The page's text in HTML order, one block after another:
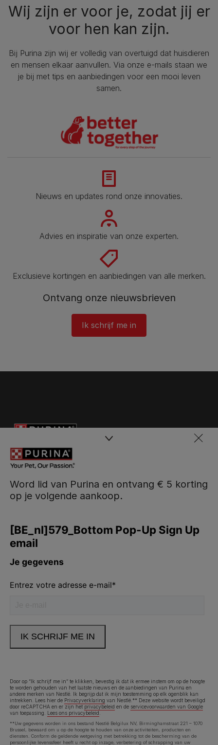
Wij zijn er voor je, zodat jij er
voor hen kan zijn.
Bij Purina zijn wij er volledig van overtuigd dat huisdieren
en mensen elkaar aanvullen. Via onze e-mails staan we
je bij met tips en aanbiedingen voor een mooi leven
samen.
Nieuws en updates rond onze innovaties.
Advies en inspiratie van onze experten.
Exclusieve kortingen en aanbiedingen van alle merken.
Ontvang onze nieuwsbrieven
Ik schrijf me in
Word lid van Purina en ontvang € 5 korting
op je volgende aankoop.
Door op “Ik schrijf me in” te klikken, bevestig ik dat ik ermee instem om op de hoogte
te worden gehouden van het laatste nieuws en de aanbiedingen van Purina en
andere merken van Nestlé. Ik begrijp dat ik mijn toestemming op elk ogenblik kan
intrekken. Lees hier de Privacyverklaring van Nestlé.** Deze website wordt beveiligd
door reCAPTCHA en er zijn het privacybeleid en de servicevoorwaarden van Google
van toepassing.
Lees ons privacybeleid
**Uw gegevens worden in ons bestand Nestlé Belgilux NV, Birminghamstraat 221 – 1070
Brussel, bewaard om u op de hoogte te houden van onze activiteiten, producten en
diensten. Conform de geldende wetgeving met betrekking tot de bescherming van de
persoonlijke levenssfeer heeft u recht op inzage, verbetering of schrapping van uw
Neem contact met ons op
Legal (footer) (NL)
Toegankelijkheidsverklaring Gebruiksvoorwaarden
Privacyverklaring Cookies